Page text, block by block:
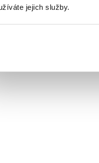
jejich služby.
počítat s&nbsp;tím, že